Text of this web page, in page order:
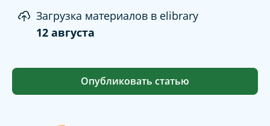
Загрузка материалов в elibrary
12 августа
Опубликовать статью